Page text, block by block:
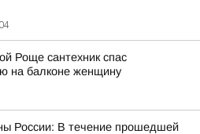
Роще сантехник спас
на балконе женщину
России: В течение прошедшей